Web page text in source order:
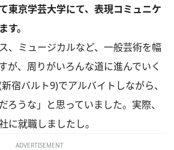
京学芸大学にて、表現コミュニケ
す。
、ミュージカルなど、一般芸術を幅
が、周りがいろんな道に進んでいく
宿バルト9)でアルバイトしながら、
ろうな」と思っていました。実際、
に就職しましたし。
ADVERTISEMENT